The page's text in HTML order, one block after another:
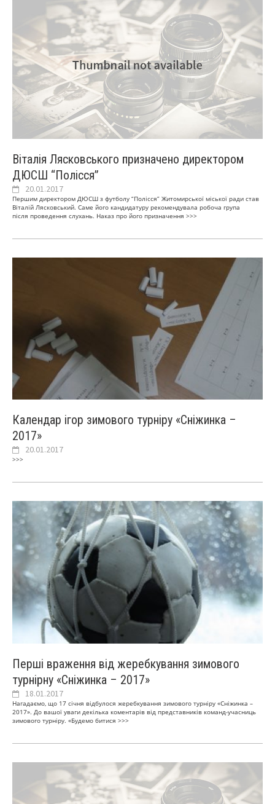
Віталія Лясковського призначено директором
ДЮСШ “Полісся”
20.01.2017
Першим директором ДЮСШ з футболу “Полісся” Житомирської міської ради став
Віталій Лясковський. Саме його кандидатуру рекомендувала робоча група
після проведення слухань. Наказ про його призначення >>>
Календар ігор зимового турніру «Сніжинка –
2017»
20.01.2017
>>>
Перші враження від жеребкування зимового
турнірну «Сніжинка – 2017»
18.01.2017
Нагадаємо, що 17 січня відбулося жеребкування зимового турніру «Сніжинка –
2017». До вашої уваги декілька коментарів від представників команд-учасниць
зимового турніру. «Будемо битися >>>